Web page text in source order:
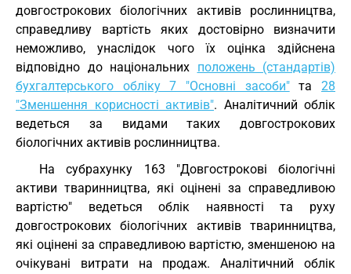
довгострокових біологічних активів рослинництва,
справедливу вартість яких достовірно визначити
неможливо, унаслідок чого їх оцінка здійснена
відповідно до національних положень (стандартів)
бухгалтерського обліку 7 "Основні засоби"та28
"Зменшення корисності активів". Аналітичний облік
ведеться за видами таких довгострокових
біологічних активів рослинництва.
На субрахунку 163 "Довгострокові біологічні
активи тваринництва, які оцінені за справедливою
вартістю" ведеться облік наявності та руху
довгострокових біологічних активів тваринництва,
які оцінені за справедливою вартістю, зменшеною на
очікувані витрати на продаж. Аналітичний облік